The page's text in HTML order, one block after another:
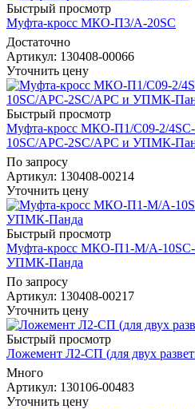
Быстрый просмотр
Муфта-кросс МКО-П3/А-20SC
Достаточно
Артикул: 130408-00066
Уточнить цену
Быстрый просмотр
Муфта-кросс МКО-П1/С09-2/4SC-
10SC/APC-2SC/APC и УПМК-
По запросу
Артикул: 130408-00214
Уточнить цену
Быстрый просмотр
Муфта-кросс МКО-П1-М/A-10SC-
УПМК-Панда
По запросу
Артикул: 130408-00217
Уточнить цену
Быстрый просмотр
Ложемент Л2-СП (для двух
Много
Артикул: 130106-00483
Уточнить цену